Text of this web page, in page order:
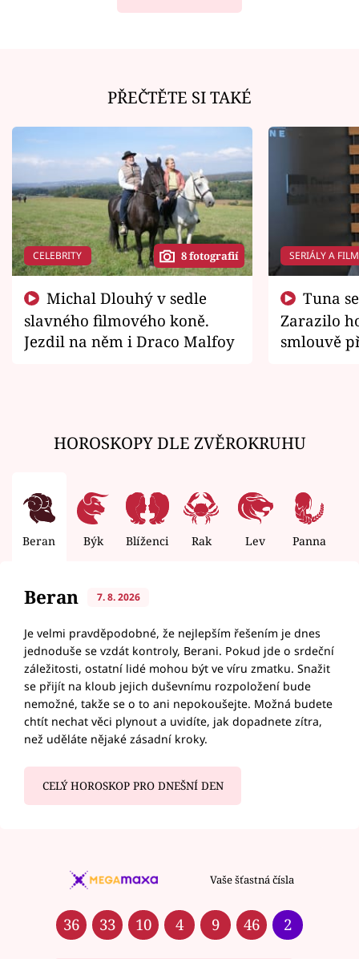
PŘEČTĚTE SI TAKÉ
CELEBRITY 8 fotografií
slavného filmového koně.
Jezdil na něm i Draco Malfoy
SERIÁLY A
Zarazilo
smlouvě
HOROSKOPY DLE ZVĚROKRUHU
Beran Býk Blíženci Rak Lev Panna
Beran 7. 8. 2026
Je velmi pravděpodobné, že nejlepším řešením je dnes
jednoduše se vzdát kontroly, Berani. Pokud jde o srdeční
záležitosti, ostatní lidé mohou být ve víru zmatku. Snažit
se přijít na kloub jejich duševnímu rozpoložení bude
nemožné, takže se o to ani nepokoušejte. Možná budete
chtít nechat věci plynout a uvidíte, jak dopadnete zítra,
než uděláte nějaké zásadní kroky.
CELÝ HOROSKOP PRO DNEŠNÍ DEN
Vaše šťastná čísla
36 33 10 4 9 46 2